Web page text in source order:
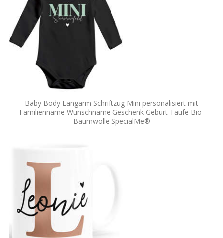
Baby Body Langarm Schriftzug Mini personalisiert mit
Familienname Wunschname Geschenk Geburt Taufe Bio-
Baumwolle SpecialMe®